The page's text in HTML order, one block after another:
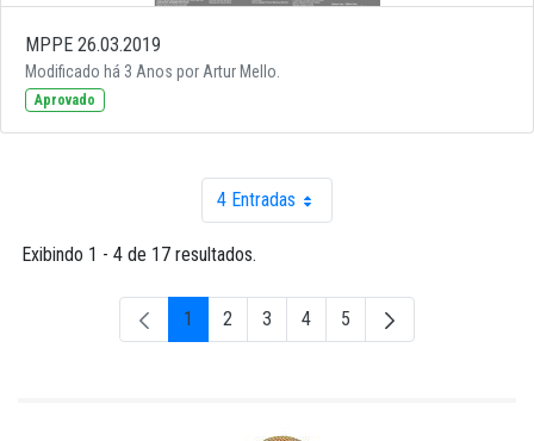
MPPE 26.03.2019
Modificado há 3 Anos por Artur Mello.
Aprovado
4 EntradasPor página
Exibindo 1 - 4 de 17 resultados.
Página
1 Página
2 Página
3 Página
4 Página
5